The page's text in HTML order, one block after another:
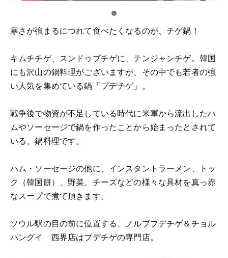
寒さが強まるにつれて食べたくなるのが、チゲ鍋！
キムチチゲ、スンドゥブチゲに、テンジャンチゲ。韓国
にも沢山の鍋料理がございますが、その中でも若者の強
い人気を集めている鍋「プデチゲ」。
戦争後で物資が不足している時代に米軍から流出したハ
ムやソーセージで鍋を作ったことから始まったとされて
いる、鍋料理です。
ハム・ソーセージの他に、インスタントラーメン、トッ
ク（韓国餅）、野菜、チーズなどの様々な具材を真っ赤
なスープで煮て頂きます。
ソウル駅の目の前に位置する、ノルブプデチゲ＆チョル
パングイ 西界店はプデチゲの専門店。